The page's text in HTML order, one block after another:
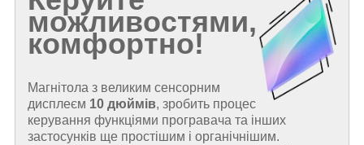
можливостями,
комфортно!
Магнітола з великим сенсорним
дисплеєм 10 дюймів, зробить процес
керування функціями програвача та інших
застосунків ще простішим і органічнішим.